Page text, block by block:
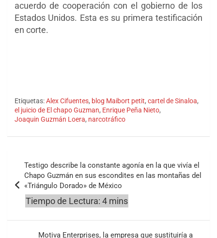
acuerdo de cooperación con el gobierno de los
Estados Unidos. Esta es su primera testificación
en corte.
Etiquetas:Alex Cifuentes, blog Maibort petit, cartel de Sinaloa,
el juicio de El chapo Guzman, Enrique Peña Nieto,
Joaquin Guzmán Loera, narcotráfico
entradas
Testigo describe la constante agonía en la que vivía el
Chapo Guzmán en sus escondites en las montañas del
«Triángulo Dorado» de México
Motiva Enterprises, la empresa que sustituiría a